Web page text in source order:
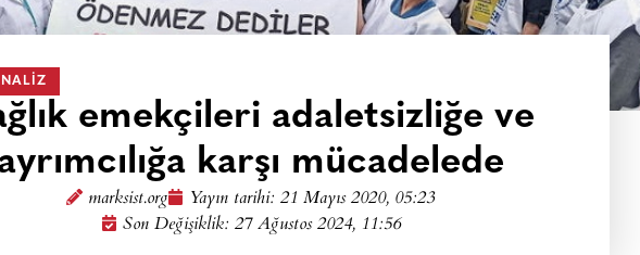
emekçileri adaletsizliğe ve
karşı mücadelede
marksist.org Yayın tarihi: 21 Mayıs 2020, 05:23
Son Değişiklik: 27 Ağustos 2024, 11:56